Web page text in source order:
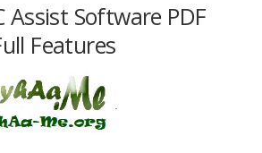
Assist Software PDF
Features